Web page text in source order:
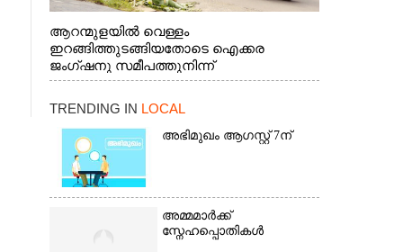
ആറന്മുളയിൽ വെള്ളം
ഇറങ്ങിത്തുടങ്ങിയതോടെ ഐക്കര
ജംഗ്ഷനു സമീപത്തുനിന്ന്
രക്ഷാപ്രവർത്തനത്തിന് കൊല്ലത്ത് നിന്ന്
തിരികെക്കൊണ്ടുപോകുന്നു.
TRENDING IN LOCAL
അഭിമുഖം ആഗസ്റ്റ് 7ന്
അമ്മമാർക്ക്
സ്നേഹപ്പൊതികൾ